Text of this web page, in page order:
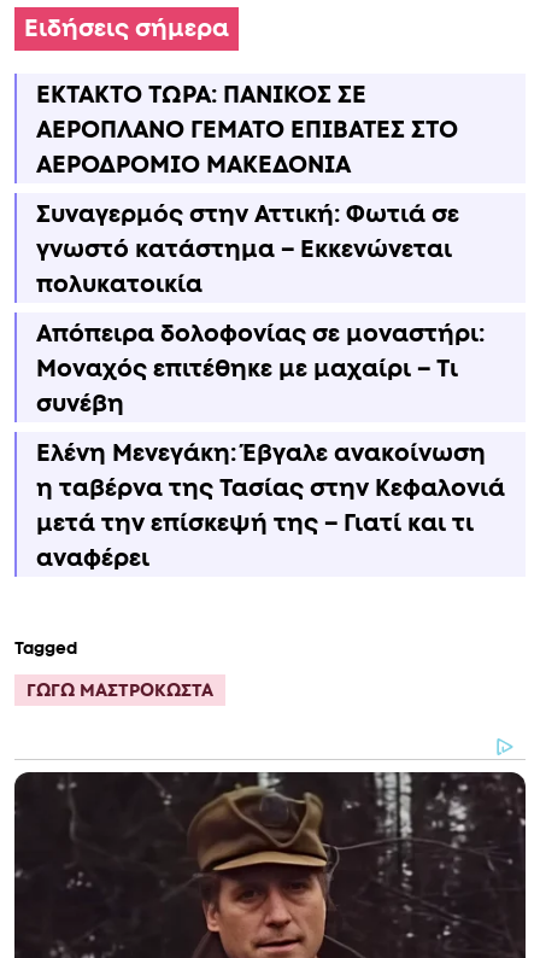
Ειδήσεις σήμερα
ΕΚΤΑΚΤΟ ΤΩΡΑ: ΠΑΝΙΚΟΣ ΣΕ
ΑΕΡΟΠΛΑΝΟ ΓΕΜΑΤΟ ΕΠΙΒΑΤΕΣ ΣΤΟ
ΑΕΡΟΔΡΟΜΙΟ ΜΑΚΕΔΟΝΙΑ
Συναγερμός στην Αττική: Φωτιά σε
γνωστό κατάστημα – Εκκενώνεται
πολυκατοικία
Απόπειρα δολοφονίας σε μοναστήρι:
Μοναχός επιτέθηκε με μαχαίρι – Τι
συνέβη
Ελένη Μενεγάκη: Έβγαλε ανακοίνωση
η ταβέρνα της Τασίας στην Κεφαλονιά
μετά την επίσκεψή της – Γιατί και τι
αναφέρει
Tagged
ΓΩΓΩ ΜΑΣΤΡΟΚΩΣΤΑ